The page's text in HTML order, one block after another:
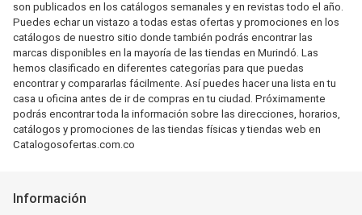
son publicados en los catálogos semanales y en revistas todo el año.
Puedes echar un vistazo a todas estas ofertas y promociones en los
catálogos de nuestro sitio donde también podrás encontrar las
marcas disponibles en la mayoría de las tiendas en Murindó. Las
hemos clasificado en diferentes categorías para que puedas
encontrar y compararlas fácilmente. Así puedes hacer una lista en tu
casa u oficina antes de ir de compras en tu ciudad. Próximamente
podrás encontrar toda la información sobre las direcciones, horarios,
catálogos y promociones de las tiendas físicas y tiendas web en
Catalogosofertas.com.co
Información